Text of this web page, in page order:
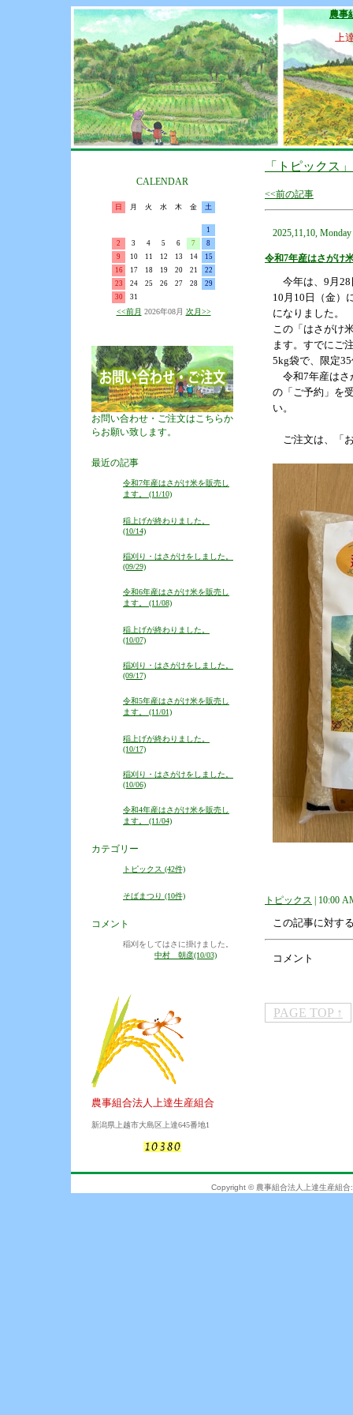
農事
上
CALENDAR
日 月 火 水 木 金 土
1
2
3 4 5 6 7
8
9
10 11 12 13 14
15
16
17 18 19 20 21
22
23
24 25 26 27 28
29
30
31
<<前月 2026年08月 次月>>
お問い合わせ・ご注文はこちらか
らお願い致します。
最近の記事
令和7年産はさがけ米を販売し
ます。 (11/10)
稲上げが終わりました。
(10/14)
稲刈り・はさがけをしました。
(09/29)
令和6年産はさがけ米を販売し
ます。 (11/08)
稲上げが終わりました。
(10/07)
稲刈り・はさがけをしました。
(09/17)
令和5年産はさがけ米を販売し
ます。 (11/01)
稲上げが終わりました。
(10/17)
稲刈り・はさがけをしました。
(10/06)
令和4年産はさがけ米を販売し
ます。 (11/04)
カテゴリー
トピックス (42件)
そばまつり (10件)
コメント
稲刈をしてはさに掛けました。
中村 朝彦(10/03)
農事組合法人上達生産組合
新潟県上越市大島区上達645番地1
「トピックス
<<前の記事
2025,11,10, Monday
令和7年産はさがけ
今年は、9月28
10月10日（金）
になりました
この「はさがけ
ます。すでにご
5kg袋で、限定
令和7年産はさ
の「ご予約」を
い。
ご注文は、「
トピックス | 10:00
この記事に対す
コメント
PAGE TOP ↑
Copyright © 農事組合法人上達生産組